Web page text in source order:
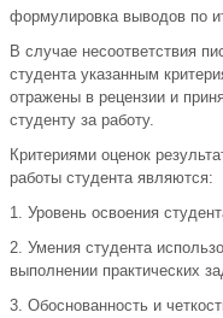
формулировка выводов по
В случае несоответствия
студента указанным
отражены в рецензии и
студенту за работу.
Критериями оценок
работы студента являются:
1. Уровень освоения
2. Умения студента
выполнении практических
3. Обоснованность и